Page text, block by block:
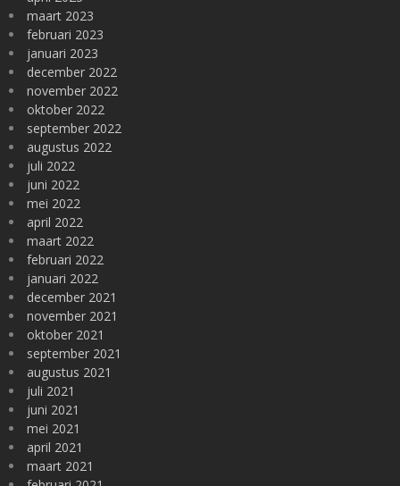
maart 2023
februari 2023
januari 2023
december 2022
november 2022
oktober 2022
september 2022
augustus 2022
juli 2022
juni 2022
mei 2022
april 2022
maart 2022
februari 2022
januari 2022
december 2021
november 2021
oktober 2021
september 2021
augustus 2021
juli 2021
juni 2021
mei 2021
april 2021
maart 2021